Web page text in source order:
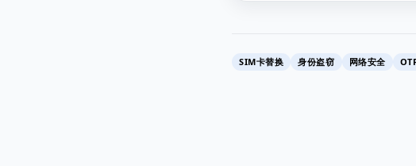
SIM卡替换 身份盗窃 网络安全